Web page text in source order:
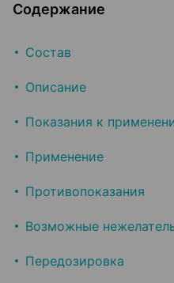
Содержание
Состав
Описание
Показания к
Применение
Противопоказания
Возможные
Передозировка